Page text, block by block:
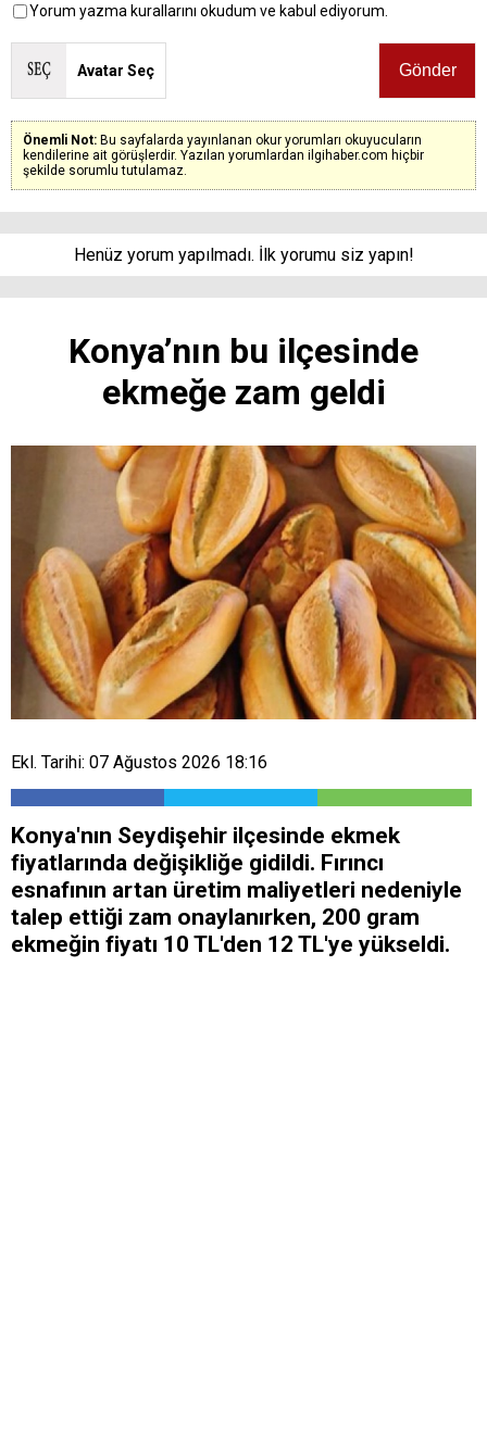
Yorum yazma kurallarını okudum ve kabul ediyorum.
Avatar Seç
Önemli Not: Bu sayfalarda yayınlanan okur yorumları okuyucuların
kendilerine ait görüşlerdir. Yazılan yorumlardan ilgihaber.com hiçbir
şekilde sorumlu tutulamaz.
Henüz yorum yapılmadı. İlk yorumu siz yapın!
Konya’nın bu ilçesinde
ekmeğe zam geldi
Ekl. Tarihi: 07 Ağustos 2026 18:16
Konya'nın Seydişehir ilçesinde ekmek
fiyatlarında değişikliğe gidildi. Fırıncı
esnafının artan üretim maliyetleri nedeniyle
talep ettiği zam onaylanırken, 200 gram
ekmeğin fiyatı 10 TL'den 12 TL'ye yükseldi.